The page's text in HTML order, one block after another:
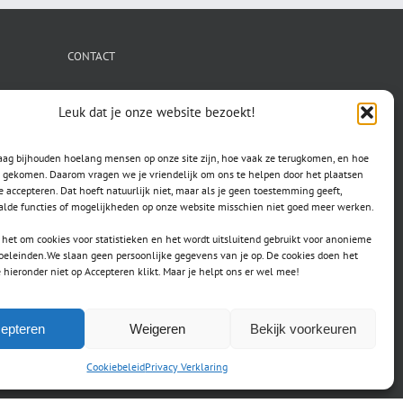
Leuk dat je onze website bezoekt!
bijhouden hoelang mensen op onze site zijn, hoe vaak ze terugkomen, en hoe
gekomen. Daarom vragen we je vriendelijk om ons te helpen door het plaatsen
accepteren. Dat hoeft natuurlijk niet, maar als je geen toestemming geeft,
functies of mogelijkheden op onze website misschien niet goed meer werken.
het om cookies voor statistieken en het wordt uitsluitend gebruikt voor anonieme
slaan geen persoonlijke gegevens van je op. De cookies doen het
hieronder niet op Accepteren klikt. Maar je helpt ons er wel mee!
Weigeren Bekijk voorkeuren
CookiebeleidPrivacy Verklaring
CONTACT